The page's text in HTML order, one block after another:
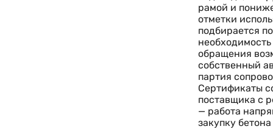
рамой и
отметки
подбирается
обращения
собственный
партия
Сертификаты
поставщика с
— работа
закупку